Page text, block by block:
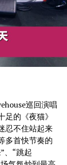
巡回演唱
的《夜猫》
忍不住站起来
多首快节奏的
、“跳起